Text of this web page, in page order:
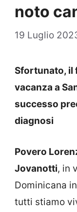
noto
19 Luglio
Sfortunato, il
vacanza a
successo
diagnosi
Povero
Jovanotti, in
Dominicana
tutti stiamo